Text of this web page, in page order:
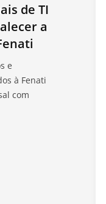
de TI
a
e
à Fenati
com